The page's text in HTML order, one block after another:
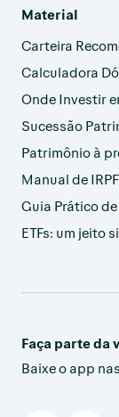
Material
Carteira
Calculadora
Onde Investir
Sucessão
Patrimônio à
Manual de
Guia Prático
ETFs: um jeito
Faça parte da
Baixe o app